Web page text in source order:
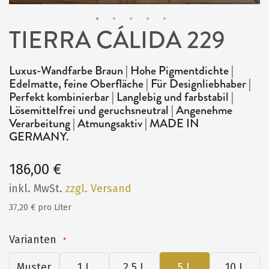
Zum
der
Bildergalerie
springen
TIERRA CÁLIDA 229
Luxus-Wandfarbe Braun | Hohe Pigmentdichte |
Edelmatte, feine Oberfläche | Für Designliebhaber |
Perfekt kombinierbar | Langlebig und farbstabil |
Lösemittelfrei und geruchsneutral | Angenehme
Verarbeitung | Atmungsaktiv | MADE IN
GERMANY.
186,00 €
inkl. MwSt. zzgl. Versand
37,20 € pro Liter
Varianten